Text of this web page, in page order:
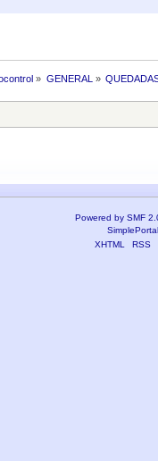
» GENERAL »
Powered by SMF
XHTML
RSS